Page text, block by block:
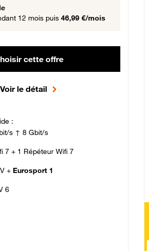
12 mois puis 46,99 €/mois
cette offre
Voir le détail
:
s ↑ 8 Gbit/s
7 + 1 Répéteur Wifi 7
+ Eurosport 1
6